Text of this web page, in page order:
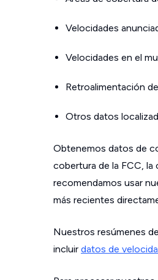
Velocidades
Velocidades en el
Retroalimentación
Otros datos
Obtenemos datos de
cobertura de la FCC, la
recomendamos usar
más recientes
Nuestros resúmenes
incluir datos de